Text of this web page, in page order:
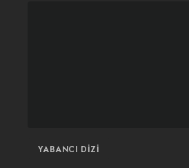
YABANCI DIZI